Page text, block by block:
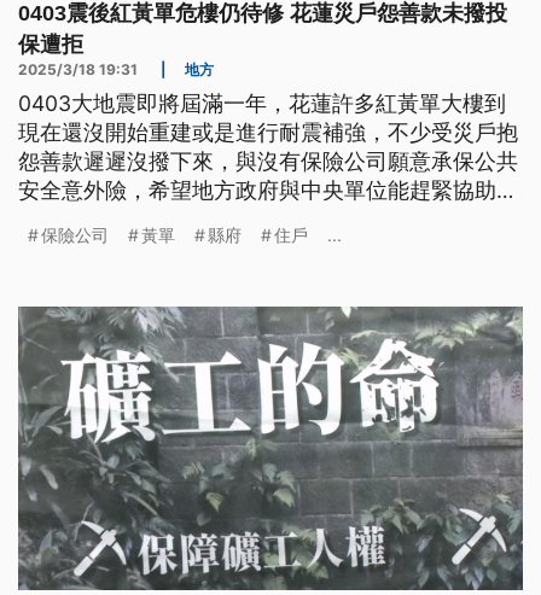
0403震後紅黃單危樓仍待修 花蓮災戶怨善款未撥投
保遭拒
2025/3/18 19:31 地方
0403大地震即將屆滿一年，花蓮許多紅黃單大樓到
現在還沒開始重建或是進行耐震補強，不少受災戶抱
怨善款遲遲沒撥下來，與沒有保險公司願意承保公共
安全意外險，希望地方政府與中央單位能趕緊協助解
保險公司 黃單 縣府 住戶 ...